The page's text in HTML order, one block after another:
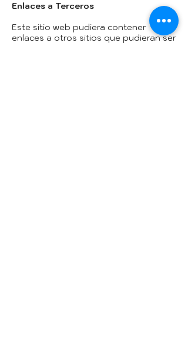
Enlaces a Terceros
Este sitio web pudiera contener
enlaces a otros sitios que pudieran ser